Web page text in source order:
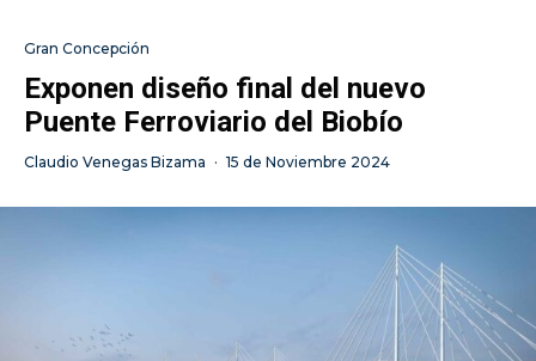
Gran Concepción
Exponen diseño final del nuevo
Puente Ferroviario del Biobío
Claudio Venegas Bizama · 15 de Noviembre 2024